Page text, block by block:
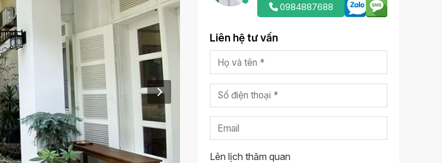
0984887688
Liên hệ tư vấn
Lên lịch thăm quan